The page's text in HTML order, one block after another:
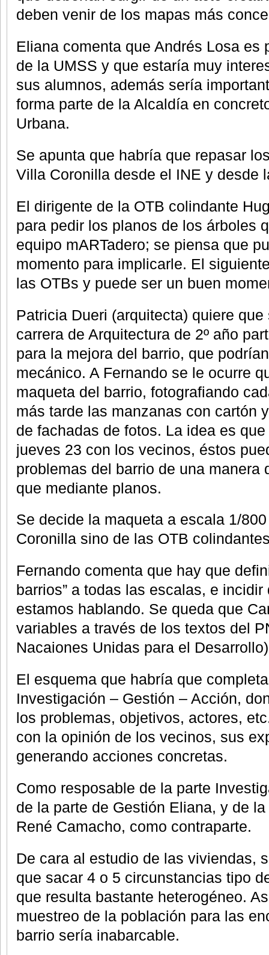
deben venir de los mapas más
Eliana comenta que Andrés Losa es
de la UMSS y que estaría muy
sus alumnos, además sería
forma parte de la Alcaldía en
Urbana.
Se apunta que habría que repasar
Villa Coronilla desde el INE y desde
El dirigente de la OTB colindante
para pedir los planos de los árboles
equipo mARTadero; se piensa que
momento para implicarle. El
las OTBs y puede ser un buen
Patricia Dueri (arquitecta) quiere
carrera de Arquitectura de 2º año
para la mejora del barrio, que
mecánico. A Fernando se le ocurre
maqueta del barrio, fotografiando
más tarde las manzanas con cartón
de fachadas de fotos. La idea es
jueves 23 con los vecinos, éstos
problemas del barrio de una manera
que mediante planos.
Se decide la maqueta a escala 1/
Coronilla sino de las OTB
Fernando comenta que hay que
barrios” a todas las escalas, e
estamos hablando. Se queda que
variables a través de los textos del
Nacaiones Unidas para el
El esquema que habría que
Investigación – Gestión – Acción,
los problemas, objetivos, actores,
con la opinión de los vecinos, sus
generando acciones concretas.
Como resposable de la parte
de la parte de Gestión Eliana, y de
René Camacho, como contraparte.
De cara al estudio de las viviendas,
que sacar 4 o 5 circunstancias tipo
que resulta bastante heterogéneo.
muestreo de la población para las
barrio sería inabarcable.